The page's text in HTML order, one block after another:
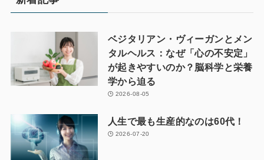
ベジタリアン・ヴィーガンとメン
タルヘルス：なぜ「心の不安定」
が起きやすいのか？脳科学と栄養
学から迫る
2026-08-05
人生で最も生産的なのは60代！
2026-07-20